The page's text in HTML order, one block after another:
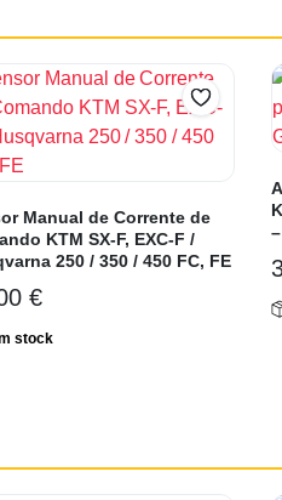
Manual de Corrente de
KTM SX-F, EXC-F /
250 / 350 / 450 FC, FE
€
stock